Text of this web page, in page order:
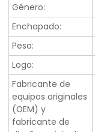
Género:
Enchapado:
Peso:
Logo:
Fabricante de
equipos originales
(OEM) y
fabricante de